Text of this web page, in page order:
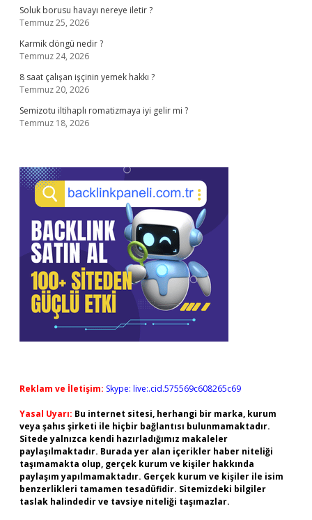
Soluk borusu havayı nereye iletir ?
Temmuz 25, 2026
Karmik döngü nedir ?
Temmuz 24, 2026
8 saat çalışan işçinin yemek hakkı ?
Temmuz 20, 2026
Semizotu iltihaplı romatizmaya iyi gelir mi ?
Temmuz 18, 2026
Reklam ve İletişim: Skype: live:.cid.575569c608265c69
Yasal Uyarı: Bu internet sitesi, herhangi bir marka, kurum
veya şahıs şirketi ile hiçbir bağlantısı bulunmamaktadır.
Sitede yalnızca kendi hazırladığımız makaleler
paylaşılmaktadır. Burada yer alan içerikler haber niteliği
taşımamakta olup, gerçek kurum ve kişiler hakkında
paylaşım yapılmamaktadır. Gerçek kurum ve kişiler ile isim
benzerlikleri tamamen tesadüfidir. Sitemizdeki bilgiler
taslak halindedir ve tavsiye niteliği taşımazlar.